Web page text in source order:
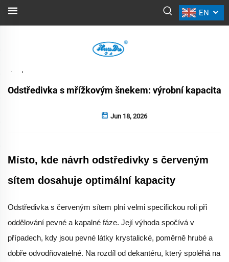
EN
NOVINKY
Odstředivka s mřížkovým šnekem: výrobní kapacita
Jun 18, 2026
Místo, kde návrh odstředivky s červeným
sítem dosahuje optimální kapacity
Odstředivka s červeným sítem plní velmi specifickou roli při
oddělování pevné a kapalné fáze. Její výhoda spočívá v
případech, kdy jsou pevné látky krystalické, poměrně hrubé a
dobře odvodňovatelné. Na rozdíl od dekantéru, který spoléhá na